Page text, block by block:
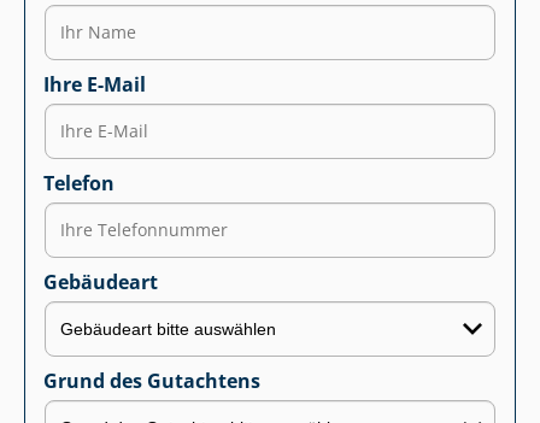
Ihre E-Mail
Telefon
Gebäudeart
Grund des Gutachtens